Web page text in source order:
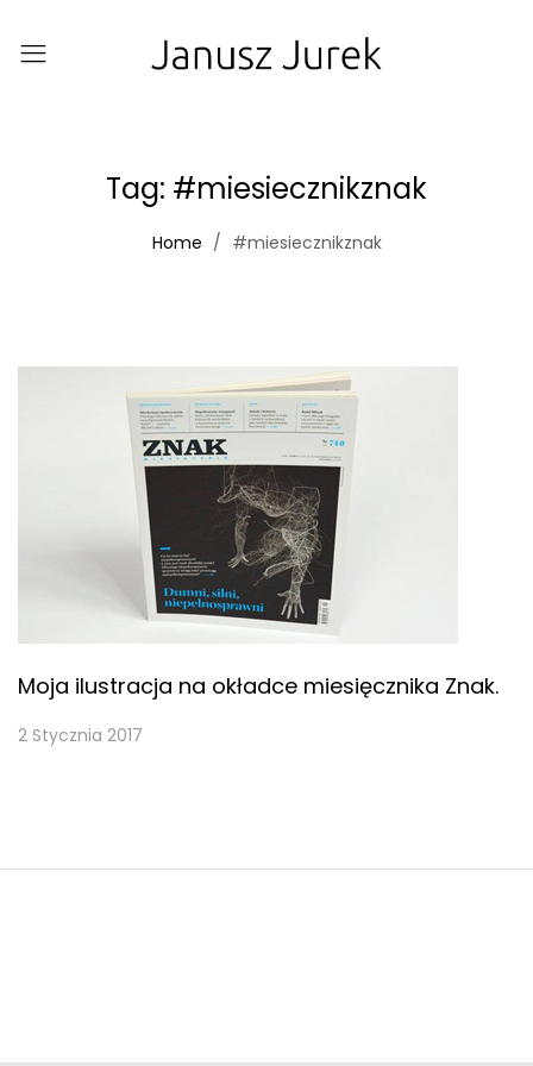
Tag: #miesiecznikznak
Home #miesiecznikznak
Moja ilustracja na okładce miesięcznika Znak.
2 Stycznia 2017